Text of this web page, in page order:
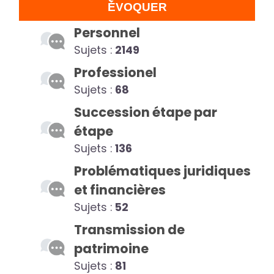
ÉVOQUER
Personnel
Sujets : 2149
Professionel
Sujets : 68
Succession étape par
étape
Sujets : 136
Problématiques juridiques
et financières
Sujets : 52
Transmission de
patrimoine
Sujets : 81